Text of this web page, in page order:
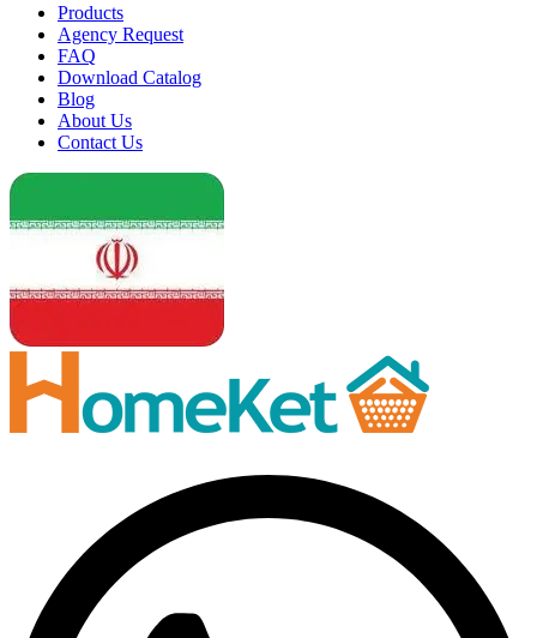
Products
Agency Request
FAQ
Download Catalog
Blog
About Us
Contact Us